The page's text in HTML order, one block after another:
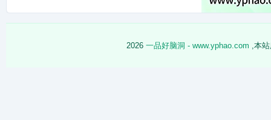
2026 一品好脑洞 - www.yphao.com ,本